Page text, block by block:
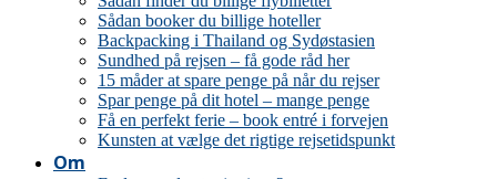
Sådan booker du billige hoteller
Backpacking i Thailand og Sydøstasien
Sundhed på rejsen – få gode råd her
15 måder at spare penge på når du rejser
Spar penge på dit hotel – mange penge
Få en perfekt ferie – book entré i forvejen
Kunsten at vælge det rigtige rejsetidspunkt
Om